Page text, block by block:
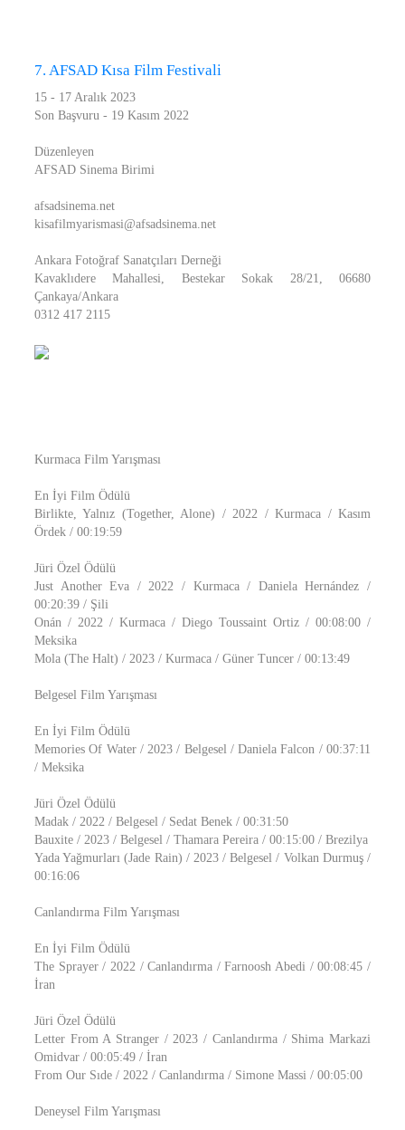
7. AFSAD Kısa Film Festivali
15 - 17 Aralık 2023
Son Başvuru - 19 Kasım 2022
Düzenleyen
AFSAD Sinema Birimi
afsadsinema.net
kisafilmyarismasi@afsadsinema.net
Ankara Fotoğraf Sanatçıları Derneği
Kavaklıdere Mahallesi, Bestekar Sokak 28/21, 06680
Çankaya/Ankara
0312 417 2115
Kurmaca Film Yarışması
En İyi Film Ödülü
Birlikte, Yalnız (Together, Alone) / 2022 / Kurmaca / Kasım
Ördek / 00:19:59
Jüri Özel Ödülü
Just Another Eva / 2022 / Kurmaca / Daniela Hernández /
00:20:39 / Şili
Onán / 2022 / Kurmaca / Diego Toussaint Ortiz / 00:08:00 /
Meksika
Mola (The Halt) / 2023 / Kurmaca / Güner Tuncer / 00:13:49
Belgesel Film Yarışması
En İyi Film Ödülü
Memories Of Water / 2023 / Belgesel / Daniela Falcon / 00:37:11
/ Meksika
Jüri Özel Ödülü
Madak / 2022 / Belgesel / Sedat Benek / 00:31:50
Bauxite / 2023 / Belgesel / Thamara Pereira / 00:15:00 / Brezilya
Yada Yağmurları (Jade Rain) / 2023 / Belgesel / Volkan Durmuş /
00:16:06
Canlandırma Film Yarışması
En İyi Film Ödülü
The Sprayer / 2022 / Canlandırma / Farnoosh Abedi / 00:08:45 /
İran
Jüri Özel Ödülü
Letter From A Stranger / 2023 / Canlandırma / Shima Markazi
Omidvar / 00:05:49 / İran
From Our Sıde / 2022 / Canlandırma / Simone Massi / 00:05:00
Deneysel Film Yarışması